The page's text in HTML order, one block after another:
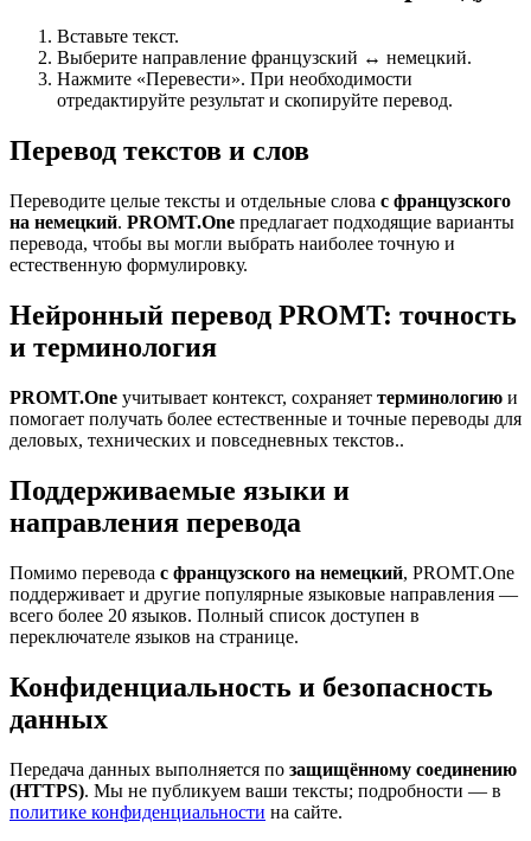
Вставьте текст.
Выберите направление французский ↔ немецкий.
Нажмите «Перевести». При необходимости
отредактируйте результат и скопируйте перевод.
Перевод текстов и слов
Переводите целые тексты и отдельные слова с французского
на немецкий. PROMT.One предлагает подходящие варианты
перевода, чтобы вы могли выбрать наиболее точную и
естественную формулировку.
Нейронный перевод PROMT: точность
и терминология
PROMT.One учитывает контекст, сохраняет терминологию и
помогает получать более естественные и точные переводы для
деловых, технических и повседневных текстов..
Поддерживаемые языки и
направления перевода
Помимо перевода с французского на немецкий, PROMT.One
поддерживает и другие популярные языковые направления —
всего более 20 языков. Полный список доступен в
переключателе языков на странице.
Конфиденциальность и безопасность
данных
Передача данных выполняется по защищённому соединению
(HTTPS). Мы не публикуем ваши тексты; подробности — в
политике конфиденциальности на сайте.